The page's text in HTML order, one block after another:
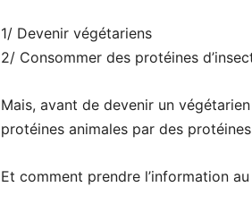
1/ Devenir végétariens
2/ Consommer des protéines
Mais, avant de devenir un
protéines animales par des
Et comment prendre l’information